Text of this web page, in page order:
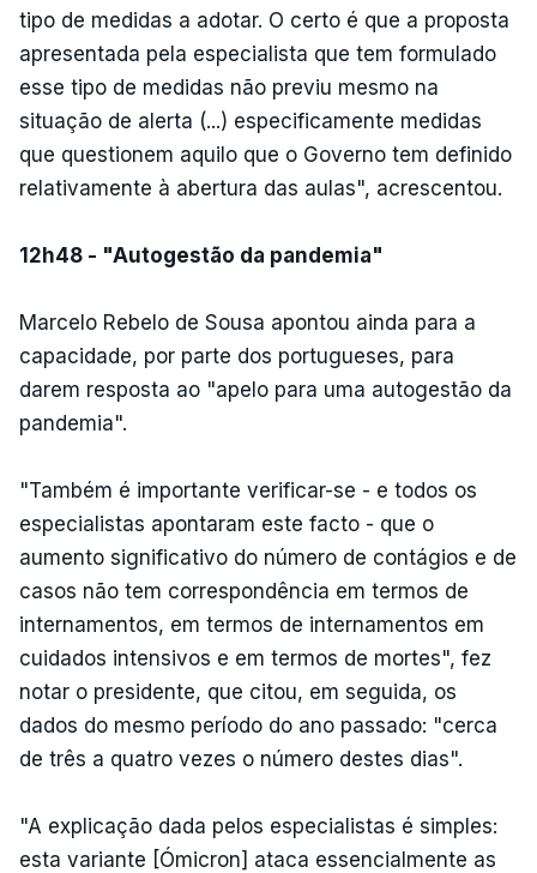
tipo de medidas a adotar. O certo é que a proposta
apresentada pela especialista que tem formulado
esse tipo de medidas não previu mesmo na
situação de alerta (...) especificamente medidas
que questionem aquilo que o Governo tem definido
relativamente à abertura das aulas", acrescentou.
12h48 - "Autogestão da pandemia"
Marcelo Rebelo de Sousa apontou ainda para a
capacidade, por parte dos portugueses, para
darem resposta ao "apelo para uma autogestão da
pandemia".
"Também é importante verificar-se - e todos os
especialistas apontaram este facto - que o
aumento significativo do número de contágios e de
casos não tem correspondência em termos de
internamentos, em termos de internamentos em
cuidados intensivos e em termos de mortes", fez
notar o presidente, que citou, em seguida, os
dados do mesmo período do ano passado: "cerca
de três a quatro vezes o número destes dias".
"A explicação dada pelos especialistas é simples:
esta variante [Ómicron] ataca essencialmente as